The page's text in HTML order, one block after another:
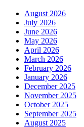
August 2026
July 2026
June 2026
May 2026
April 2026
March 2026
February 2026
January 2026
December 2025
November 2025
October 2025
September 2025
August 2025